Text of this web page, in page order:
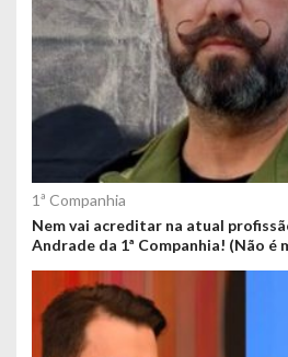
1ª Companhia
Nem vai acreditar na atual
Andrade da 1ª Companhia! (Não é